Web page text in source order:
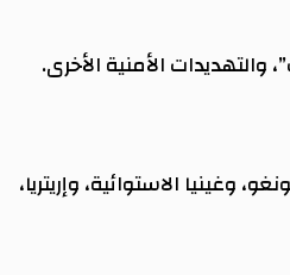
والتهديدات الأمنية الأخرى.
الاستوائية، وإريتريا،